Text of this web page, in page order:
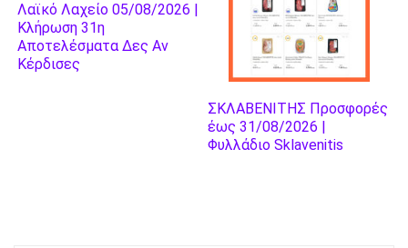
Λαϊκό Λαχείο 05/08/2026 |
Κλήρωση 31η
Αποτελέσματα Δες Αν
Κέρδισες
ΣΚΛΑΒΕΝΙΤΗΣ Προσφορές
έως 31/08/2026 |
Φυλλάδιο Sklavenitis